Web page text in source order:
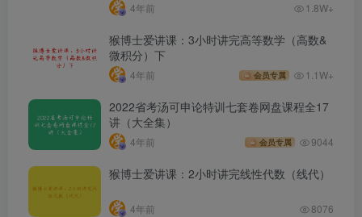
4年前 1.8W+
猴博士爱讲课：3小时讲完高等数学（高数&
微积分）下
4年前 会员专属 1.1W+
2022省考汤可申论特训七套卷网盘课程全17
讲（大全集）
4年前 会员专属 9044
猴博士爱讲课：2小时讲完线性代数（线代）
4年前 8076